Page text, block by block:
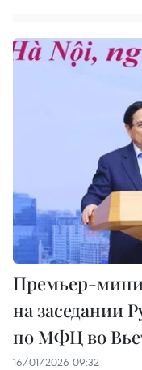
Премьер-
на заседании
по МФЦ во
16/01/2026 09:32